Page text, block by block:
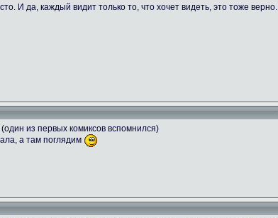
И да, каждый видит только то, что хочет видеть, это тоже верно.
из первых комиксов вспомнился)
а там поглядим